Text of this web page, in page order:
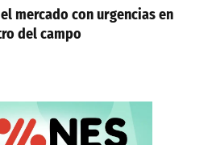
mercado con urgencias en
del campo